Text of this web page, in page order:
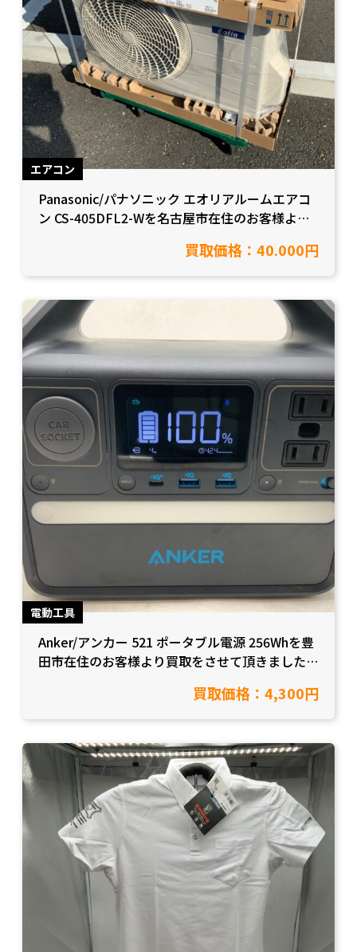
エアコン
Panasonic/パナソニック エオリアルームエアコ
ン CS-405DFL2-Wを名古屋市在住のお客様より
買取価格：40.000円
電動工具
Anker/アンカー 521 ポータブル電源 256Whを豊
田市在住のお客様より買取をさせて頂きました！
買取価格：4,300円